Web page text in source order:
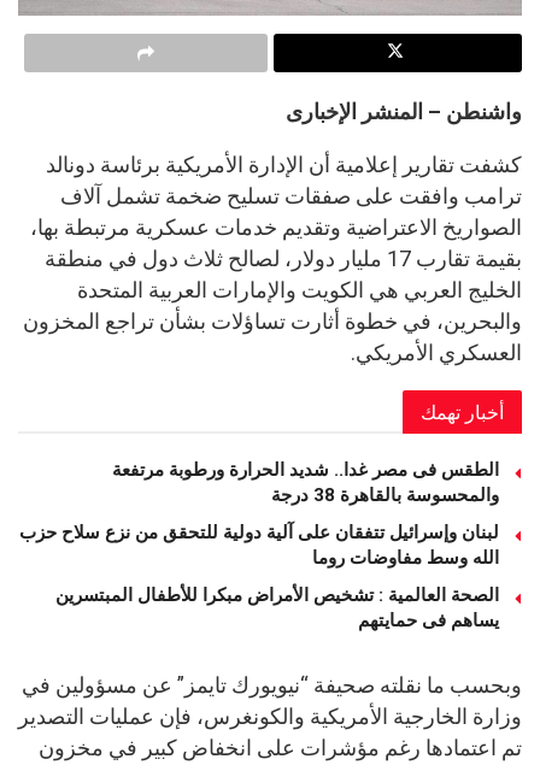
واشنطن – المنشر الإخبارى
كشفت تقارير إعلامية أن الإدارة الأمريكية برئاسة دونالد
ترامب وافقت على صفقات تسليح ضخمة تشمل آلاف
الصواريخ الاعتراضية وتقديم خدمات عسكرية مرتبطة بها،
بقيمة تقارب 17 مليار دولار، لصالح ثلاث دول في منطقة
الخليج العربي هي الكويت والإمارات العربية المتحدة
والبحرين، في خطوة أثارت تساؤلات بشأن تراجع المخزون
العسكري الأمريكي.
أخبار تهمك
الطقس فى مصر غدا.. شديد الحرارة ورطوبة مرتفعة
والمحسوسة بالقاهرة 38 درجة
لبنان وإسرائيل تتفقان على آلية دولية للتحقق من نزع سلاح حزب
الله وسط مفاوضات روما
الصحة العالمية : تشخيص الأمراض مبكرا للأطفال المبتسرين
يساهم فى حمايتهم
وبحسب ما نقلته صحيفة “نيويورك تايمز” عن مسؤولين في
وزارة الخارجية الأمريكية والكونغرس، فإن عمليات التصدير
تم اعتمادها رغم مؤشرات على انخفاض كبير في مخزون